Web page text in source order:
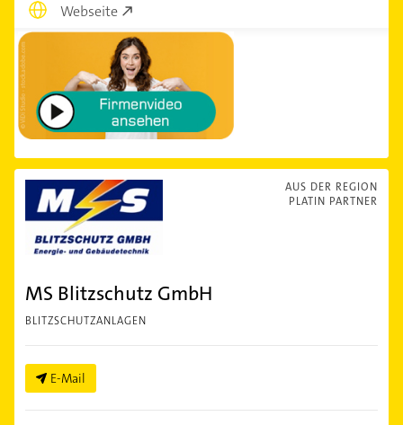
Webseite
AUS DER REGION
PLATIN PARTNER
MS Blitzschutz GmbH
BLITZSCHUTZANLAGEN
E-Mail